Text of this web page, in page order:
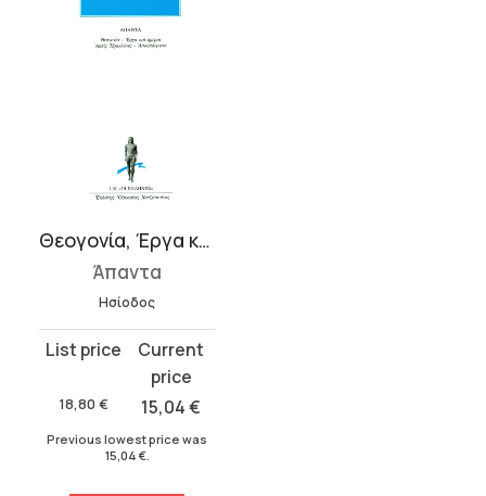
Θεογονία, Έργα και ημέραι, Ασπίς Ηρακλέους, Αποσπάσματα
Άπαντα
Ησίοδος
18,80 €
Original
was:
18,80 €.
15,04€
Current
15,04 €.
Previous lowest price was
15,04 €.